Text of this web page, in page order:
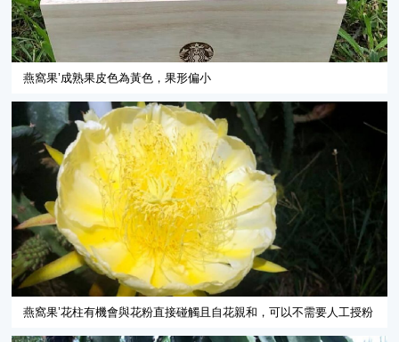
燕窩果’成熟果皮色為黃色，果形偏小
燕窩果’花柱有機會與花粉直接碰觸且自花親和，可以不需要人工授粉